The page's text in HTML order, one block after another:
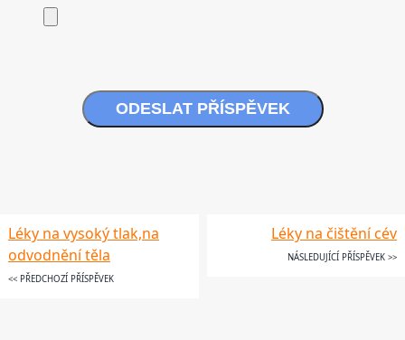
ODESLAT PŘÍSPĚVEK
Léky na vysoký tlak,na
odvodnění těla
<< PŘEDCHOZÍ PŘÍSPĚVEK
Léky na čištění cév
NÁSLEDUJÍCÍ PŘÍSPĚVEK >>